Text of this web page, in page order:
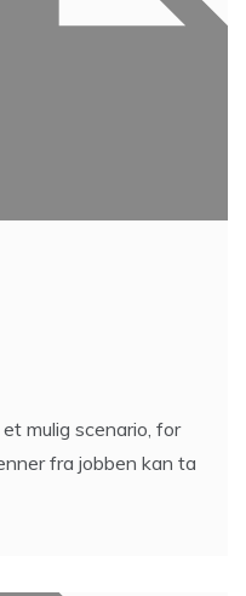
mulig scenario, for
fra jobben kan ta